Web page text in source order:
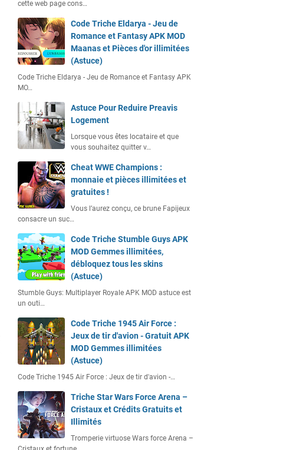
cette web page cons…
Code Triche Eldarya - Jeu de
Romance et Fantasy APK MOD
Maanas et Pièces d'or illimitées
(Astuce)
Code Triche Eldarya - Jeu de Romance et Fantasy APK
MO…
Astuce Pour Reduire Preavis
Logement
Lorsque vous êtes locataire et que
vous souhaitez quitter v…
Cheat WWE Champions :
monnaie et pièces illimitées et
gratuites !
Vous l’aurez conçu, ce brune Fapijeux
consacre un suc…
Code Triche Stumble Guys APK
MOD Gemmes illimitées,
débloquez tous les skins
(Astuce)
Stumble Guys: Multiplayer Royale APK MOD astuce est
un outi…
Code Triche 1945 Air Force :
Jeux de tir d'avion - Gratuit APK
MOD Gemmes illimitées
(Astuce)
Code Triche 1945 Air Force : Jeux de tir d'avion -…
Triche Star Wars Force Arena –
Cristaux et Crédits Gratuits et
Illimités
Tromperie virtuose Wars force Arena –